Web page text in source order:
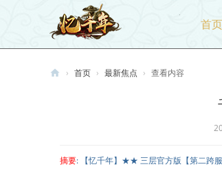
首页
› 首页 › 最新焦点 › 查看内容
摘要: 【忆千年】★★ 三层官方版【第二跨